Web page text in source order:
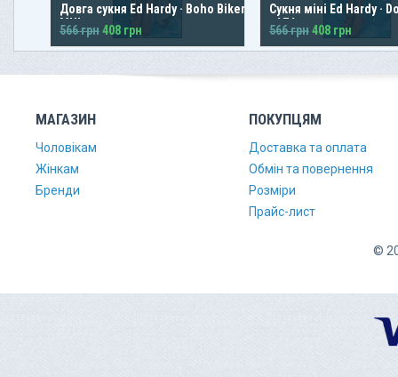
Довга сукня Ed Hardy · Boho Biker ·
MUL
566 грн408 грн
Сукня міні Ed Hardy ·
· AZA
566 грн408 грн
МАГАЗИН
Чоловікам
Жінкам
Бренди
ПОКУПЦЯМ
Доставка та оплата
Обмін та повернення
Розміри
Прайс-лист
©